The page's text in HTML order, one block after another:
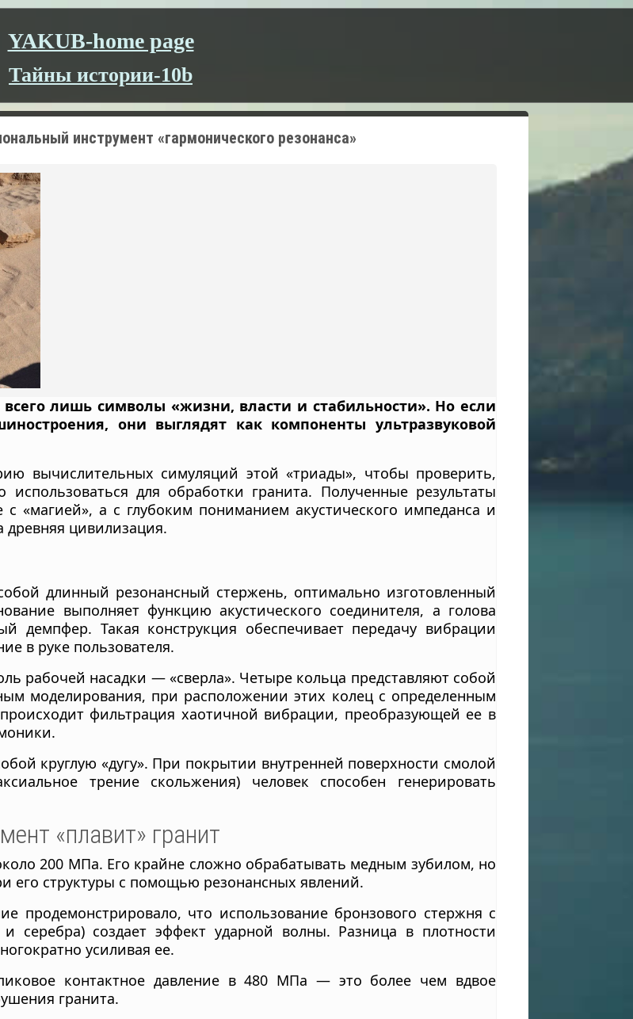
YAKUB-home page
Тайны истории-10b
инструмент «гармонического резонанса»
лишь символы «жизни, власти и стабильности». Но если
они выглядят как компоненты ультразвуковой
вычислительных симуляций этой «триады», чтобы проверить,
для обработки гранита. Полученные результаты
«магией», а с глубоким пониманием акустического импеданса и
древняя цивилизация.
длинный резонансный стержень, оптимально изготовленный
выполняет функцию акустического соединителя, а голова
демпфер. Такая конструкция обеспечивает передачу вибрации
в руке пользователя.
рабочей насадки — «сверла». Четыре кольца представляют собой
моделирования, при расположении этих колец с определенным
фильтрация хаотичной вибрации, преобразующей ее в
круглую «дугу». При покрытии внутренней поверхности смолой
трение скольжения) человек способен генерировать
«плавит» гранит
200 МПа. Его крайне сложно обрабатывать медным зубилом, но
его структуры с помощью резонансных явлений.
продемонстрировало, что использование бронзового стержня с
серебра) создает эффект ударной волны. Разница в плотности
усиливая ее.
контактное давление в 480 МПа — это более чем вдвое
гранита.